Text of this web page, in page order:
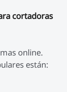
cortadoras
online.
están: